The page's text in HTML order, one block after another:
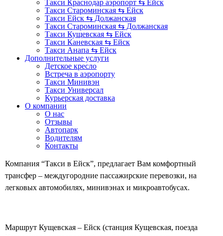
Такси Краснодар аэропорт ⇆ Ейск
Такси Староминская ⇆ Ейск
Такси Ейск ⇆ Должанская
Такси Староминская ⇆ Должанская
Такси Кущевская ⇆ Ейск
Такси Каневская ⇆ Ейск
Такси Анапа ⇆ Ейск
Дополнительные услуги
Детское кресло
Встреча в аэропорту
Такси Минивэн
Такси Универсал
Курьерская доставка
О компании
О нас
Отзывы
Автопарк
Водителям
Контакты
Компания “Такси в Ейск”, предлагает Вам комфортный
трансфер – междугородние пассажирские перевозки, на
легковых автомобилях, минивэнах и микроавтобусах.
Маршрут Кущевская – Ейск (станция Кущевская, поезда